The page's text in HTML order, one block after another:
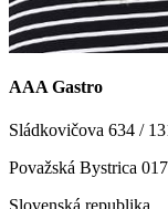
AAA Gastro
Sládkovičova 634 /
Považská Bystrica
Slovenská republika